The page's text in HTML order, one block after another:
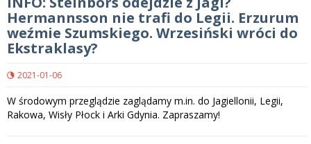
Hermannsson nie trafi do Legii. Erzurum
weźmie Szumskiego. Wrzesiński wróci do
Ekstraklasy?
2021-01-06
W środowym przeglądzie zaglądamy m.in. do Jagiellonii, Legii,
Rakowa, Wisły Płock i Arki Gdynia. Zapraszamy!